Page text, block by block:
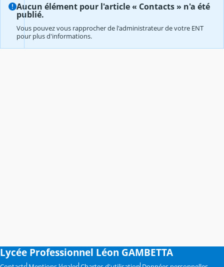
Aucun élément pour l'article « Contacts » n'a été
publié.
Vous pouvez vous rapprocher de l'administrateur de votre ENT
pour plus d'informations.
Lycée Professionnel Léon GAMBETTA